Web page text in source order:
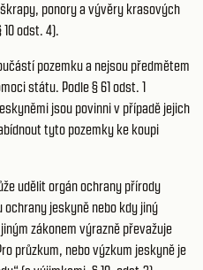
ponory a vývěry krasových
odst. 4).
pozemku a nejsou předmětem
státu. Podle § 61 odst. 1
jsou povinni v případě jejich
tyto pozemky ke koupi
udělit orgán ochrany přírody
ochrany jeskyně nebo kdy jiný
zákonem výrazně převažuje
průzkum, nebo výzkum jeskyně je